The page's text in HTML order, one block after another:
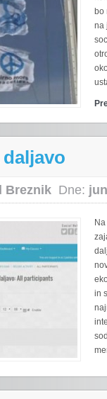
bo
na
Breznik Dne:
in